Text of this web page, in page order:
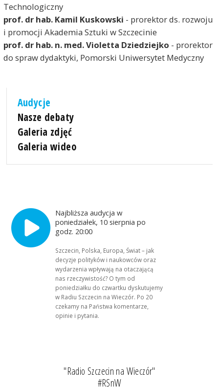
Technologiczny
prof. dr hab. Kamil Kuskowski - prorektor ds. rozwoju
i promocji Akademia Sztuki w Szczecinie
prof. dr hab. n. med. Violetta Dziedziejko - prorektor
do spraw dydaktyki, Pomorski Uniwersytet Medyczny
Audycje
Nasze debaty
Galeria zdjęć
Galeria wideo
Najbliższa audycja w
poniedziałek, 10 sierpnia po
godz. 20:00
Szczecin, Polska, Europa, Świat – jak
decyzje polityków i naukowców oraz
wydarzenia wpływają na otaczającą
nas rzeczywistość? O tym od
poniedziałku do czwartku dyskutujemy
w Radiu Szczecin na Wieczór. Po 20
czekamy na Państwa komentarze,
opinie i pytania.
"Radio Szczecin na Wieczór"
#RSnW